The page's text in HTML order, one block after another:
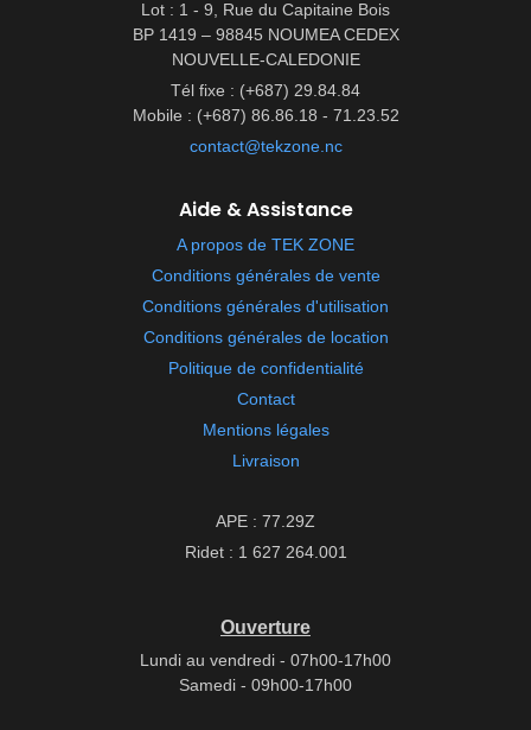
Lot : 1 - 9, Rue du Capitaine Bois
BP 1419 – 98845 NOUMEA CEDEX
NOUVELLE-CALEDONIE
Tél fixe : (+687) 29.84.84
Mobile : (+687) 86.86.18 - 71.23.52
contact@tekzone.nc
Aide & Assistance
A propos de TEK ZONE
Conditions générales de vente
Conditions générales d'utilisation
Conditions générales de location
Politique de confidentialité
Contact
Mentions légales
Livraison
APE : 77.29Z
Ridet : 1 627 264.001
Ouverture
Lundi au vendredi - 07h00-17h00
Samedi - 09h00-17h00